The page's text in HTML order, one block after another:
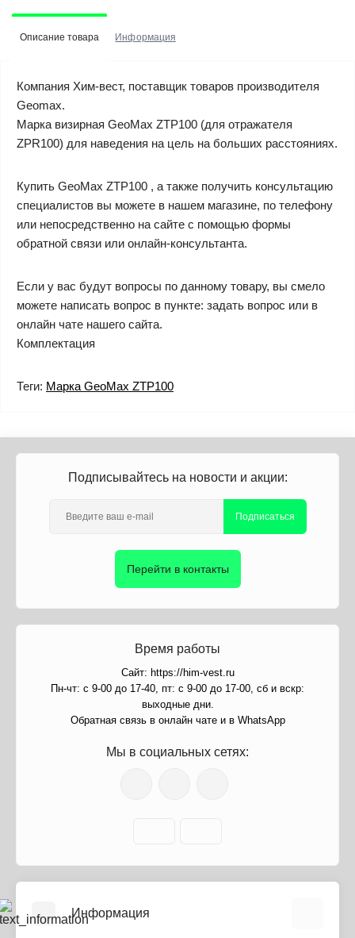
Описание товара Информация
Компания Хим-вест, поставщик товаров производителя
Geomax.
Марка визирная GeoMax ZTP100 (для отражателя
ZPR100) для наведения на цель на больших расстояниях.
Купить GeoMax ZTP100 , а также получить консультацию
специалистов вы можете в нашем магазине, по телефону
или непосредственно на сайте с помощью формы
обратной связи или онлайн-консультанта.
Если у вас будут вопросы по данному товару, вы смело
можете написать вопрос в пункте: задать вопрос или в
онлайн чате нашего сайта.
Комплектация
Теги: Марка GeoMax ZTP100
Подписывайтесь на новости и акции:
Подписаться
Перейти в контакты
Время работы
Сайт: https://him-vest.ru
Пн-чт: с 9-00 до 17-40, пт: с 9-00 до 17-00, сб и вскр:
выходные дни.
Обратная связь в онлайн чате и в WhatsApp
Мы в социальных сетях:
Информация